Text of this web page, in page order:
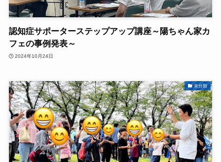
認知症サポーターステップアップ講座～陽ちゃん家カ
フェの事例発表～
2024年10月24日
未分類